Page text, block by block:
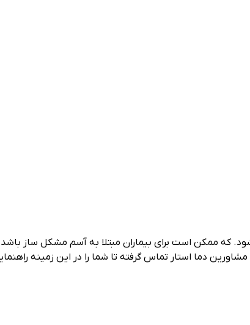
که ممکن است برای بیماران مبتلا به آسم مشکل ساز
دما استار تماس گرفته تا شما را در این زمینه